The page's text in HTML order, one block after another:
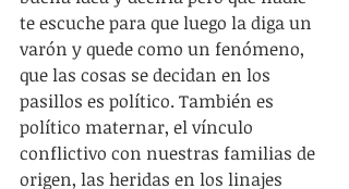
te escuche para que luego la diga un
varón y quede como un fenómeno,
que las cosas se decidan en los
pasillos es político. También es
político maternar, el vínculo
conflictivo con nuestras familias de
origen, las heridas en los linajes